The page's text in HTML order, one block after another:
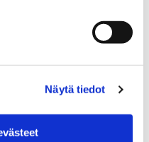
Näytä tiedot
liikennemuotojen
loppuraportin